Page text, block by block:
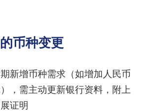
币种变更
新增币种需求（如增加人民币
，需主动更新银行资料，附上
证明